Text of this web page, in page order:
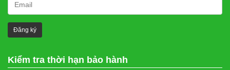
Kiểm tra thời hạn bảo hành